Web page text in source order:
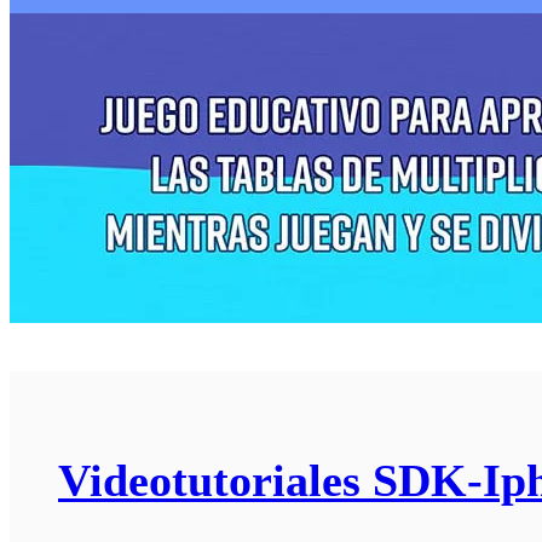
Videotutoriales SDK-